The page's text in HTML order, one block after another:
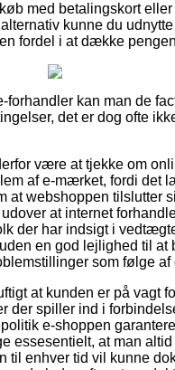
med betalingskort
kunne du
fordel i at dække
forhandler kan man de
det er dog ofte
være at tjekke om
af e-mærket, fordi det
at webshoppen tilslutter
at internet
der har indsigt i
en god lejlighed til at
som følge af
at kunden er på vagt
der spiller ind i
e-shoppen
essesentielt, at man
til enhver tid vil kunne